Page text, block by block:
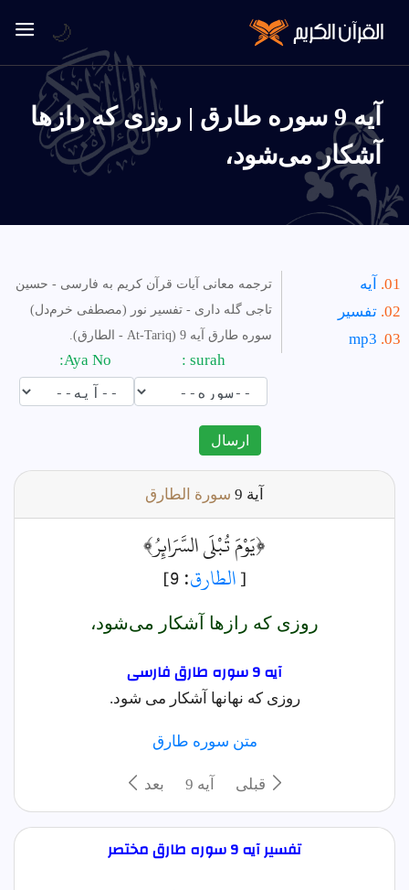
آیه 9 سوره طارق | روزى كه رازها
آشكار مى‌شود،
آیه
تفسیر
mp3
ترجمه معانی آیات قرآن کریم به فارسی - حسین
تاجی گله داری - تفسیر نور (مصطفی خرم‌دل)
سوره طارق آیه 9 (At-Tariq - الطارق).
ارسال
آية سورة الطارق
﴿يَوْمَ تُبْلَى السَّرَائِرُ﴾
[الطارق: 9]
روزى كه رازها آشكار مى‌شود،
آیه 9 سوره طارق فارسى
روزی که نهانها آشکار می شود.
متن سوره طارق
قبلی آيه 9 بعد
تفسیر آیه 9 سوره طارق مختصر
🌙